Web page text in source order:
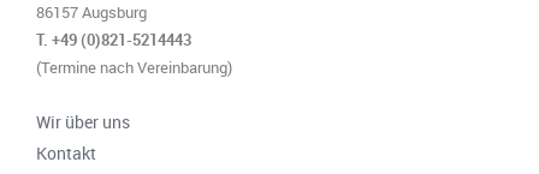
86157 Augsburg
T. +49 (0)821-5214443
(Termine nach Vereinbarung)
Wir über uns
Kontakt